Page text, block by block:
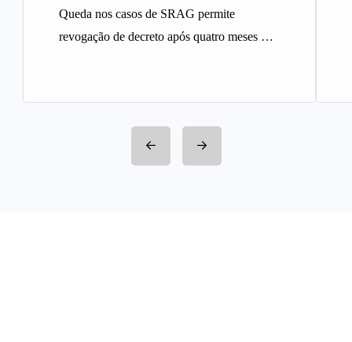
Queda nos casos de SRAG permite
revogação de decreto após quatro meses A